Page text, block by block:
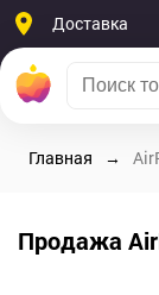
Доставка
Главная
Продажа